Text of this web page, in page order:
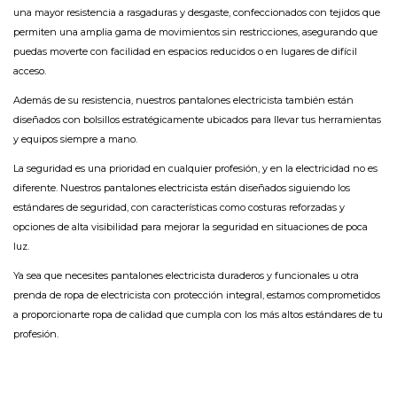
una mayor resistencia a rasgaduras y desgaste, confeccionados con tejidos que
permiten una amplia gama de movimientos sin restricciones, asegurando que
puedas moverte con facilidad en espacios reducidos o en lugares de difícil
acceso.
Además de su resistencia, nuestros pantalones electricista también están
diseñados con bolsillos estratégicamente ubicados para llevar tus herramientas
y equipos siempre a mano.
La seguridad es una prioridad en cualquier profesión, y en la electricidad no es
diferente. Nuestros pantalones electricista están diseñados siguiendo los
estándares de seguridad, con características como costuras reforzadas y
opciones de alta visibilidad para mejorar la seguridad en situaciones de poca
luz.
Ya sea que necesites pantalones electricista duraderos y funcionales u otra
prenda de ropa de electricista con protección integral, estamos comprometidos
a proporcionarte ropa de calidad que cumpla con los más altos estándares de tu
profesión.